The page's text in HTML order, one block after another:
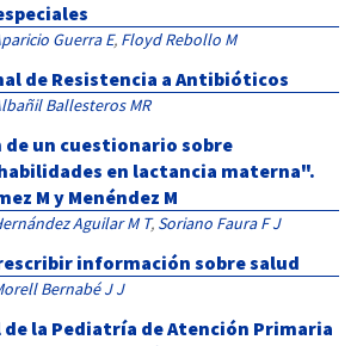
Guerra E, Floyd Rebollo M
de Resistencia a Antibióticos
Ballesteros MR
de un cuestionario sobre
en lactancia materna".
M y Menéndez M
Aguilar M T, Soriano Faura F J
información sobre salud
Bernabé J J
de la Pediatría de Atención Primaria